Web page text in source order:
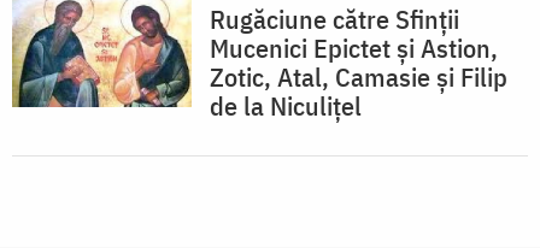
Rugăciune către Sfinţii
Mucenici Epictet şi Astion,
Zotic, Atal, Camasie și Filip
de la Niculițel